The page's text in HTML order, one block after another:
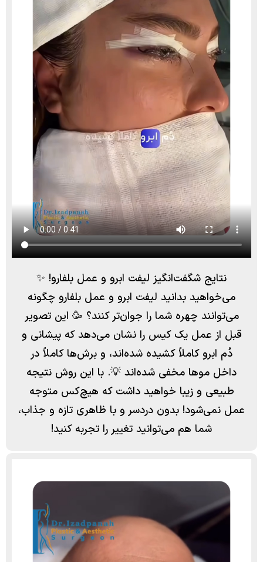
نتایج شگفت‌انگیز لیفت ابرو و عمل بلفارو! ✨
می‌خواهید بدانید لیفت ابرو و عمل بلفارو چگونه
می‌توانند چهره شما را جوان‌تر کنند؟ 🥳 این تصویر
قبل از عمل یک کیس را نشان می‌دهد که پیشانی و
دُم ابرو کاملاً کشیده شده‌اند، و برش‌ها کاملاً در
داخل موها مخفی شده‌اند 💡. با این روش نتیجه
طبیعی و زیبا خواهید داشت که هیچ‌کس متوجه
عمل نمی‌شود! بدون دردسر و با ظاهری تازه و جذاب،
شما هم می‌توانید تغییر را تجربه کنید!